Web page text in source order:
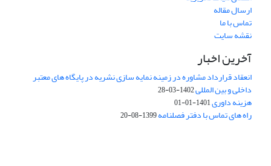
ارسال مقاله
تماس با ما
نقشه سایت
آخرین اخبار
انعقاد قرارداد مشاوره در زمینه نمایه سازی نشریه در پایگاه های معتبر
داخلی و بین المللی1402-03-28
هزینه داوری1401-01-01
راه های تماس با دفتر فصلنامه1399-08-20